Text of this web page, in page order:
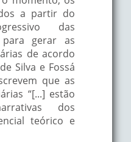
a partir do
das
para gerar as
de acordo
Silva e Fossá
que as
“[...] estão
dos
teórico e